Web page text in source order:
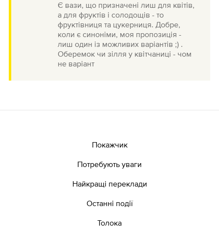
Є вази, що призначені лиш для квітів,
а для фруктів і солодощів - то
фруктівниця та цукерниця. Добре,
коли є синоніми, моя пропозиція -
лиш один із можливих варіантів ;) .
Оберемок чи зілля у квітчаниці - чом
не варіант
Покажчик
Потребують уваги
Найкращі переклади
Останні події
Толока